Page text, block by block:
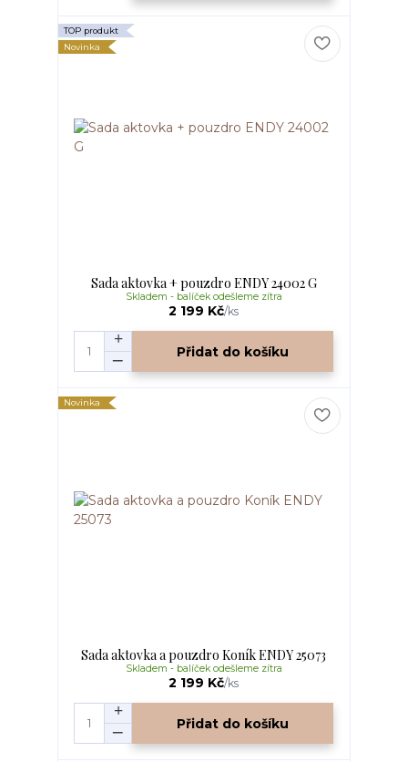
TOP produkt
Novinka
Sada aktovka + pouzdro ENDY 24002 G
2 199 Kč/ks
Skladem - balíček odešleme zítra
Přidat do košíku
Novinka
Sada aktovka a pouzdro Koník ENDY 25073
2 199 Kč/ks
Skladem - balíček odešleme zítra
Přidat do košíku